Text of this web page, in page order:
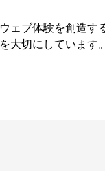
ェブ体験を創造
大切にしていま